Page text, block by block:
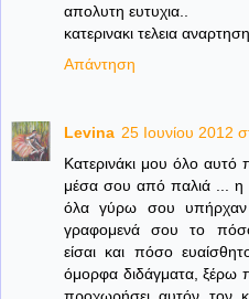
απολυτη ευτυχια..
κατερινακι τελεια
Απάντηση
Levina 25 Ιουνίου 2012
Kατερινάκι μου όλο
μέσα σου από παλιά ... η
όλα γύρω σου υπήρχαν
γραφομενά σου το
είσαι και πόσο
όμορφα διδάγματα, ξέρω